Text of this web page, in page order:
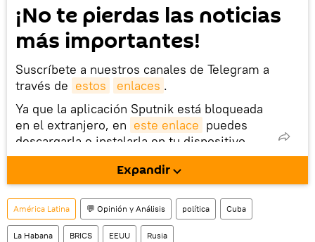
¡No te pierdas las noticias
más importantes!
Suscríbete a nuestros canales de Telegram a
través de estos enlaces .
Ya que la aplicación Sputnik está bloqueada
en el extranjero, en este enlace puedes
descargarla e instalarla en tu dispositivo
móvil (¡solo para Android!).
Expandir
América Latina 💬 Opinión y Análisis política Cuba
La Habana BRICS EEUU Rusia